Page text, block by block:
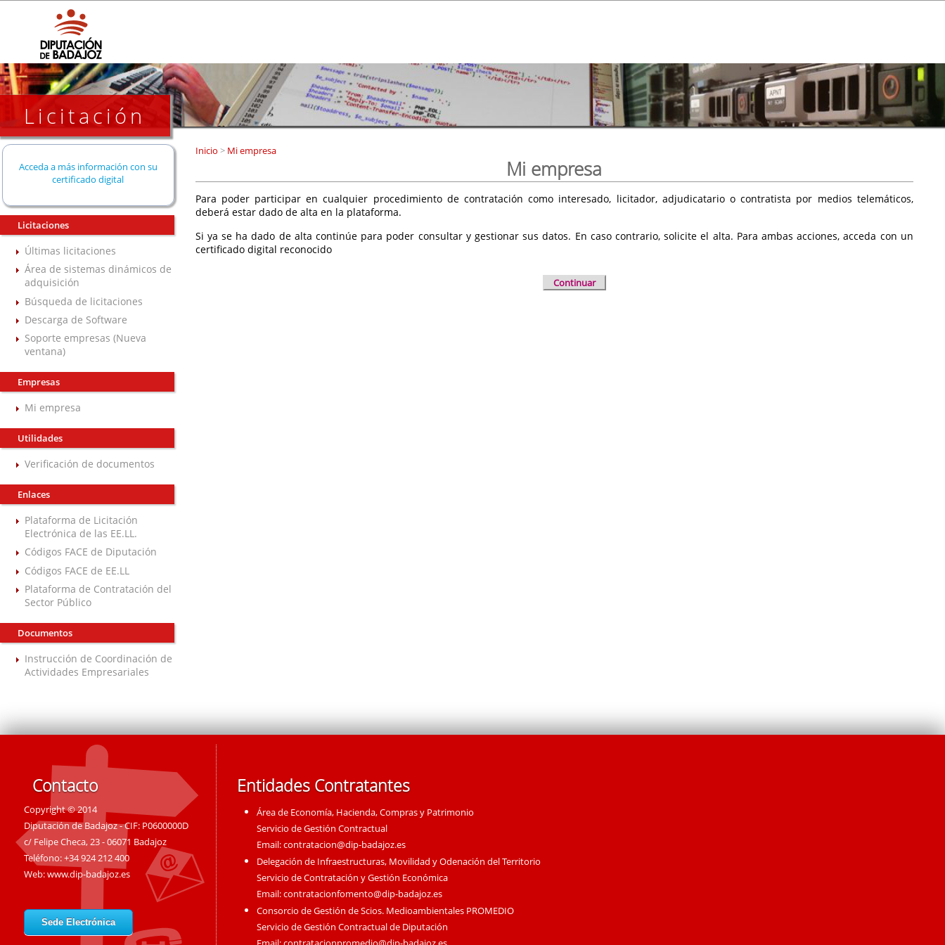
Licitación
Acceda a más información con su
certificado digital
Licitaciones
Últimas licitaciones
Área de sistemas dinámicos de
adquisición
Búsqueda de licitaciones
Descarga de Software
Soporte empresas (Nueva
ventana)
Empresas
Mi empresa
Utilidades
Verificación de documentos
Enlaces
Plataforma de Licitación
Electrónica de las EE.LL.
Códigos FACE de Diputación
Códigos FACE de EE.LL
Plataforma de Contratación del
Sector Público
Documentos
Instrucción de Coordinación de
Actividades Empresariales
Inicio >Mi empresa
Mi empresa
Para poder participar en cualquier procedimiento de contratación como interesado, licitador, adjudicatario o contratista por medios telemáticos,
deberá estar dado de alta en la plataforma.
Si ya se ha dado de alta continúe para poder consultar y gestionar sus datos. En caso contrario, solicite el alta. Para ambas acciones, acceda con un
certificado digital reconocido
Continuar
Contacto
Copyright © 2014
Diputación de Badajoz - CIF: P0600000D
c/ Felipe Checa, 23 - 06071 Badajoz
Teléfono: +34 924 212 400
Web:www.dip-badajoz.es
Sede Electrónica
Entidades Contratantes
Área de Economía, Hacienda, Compras y Patrimonio
Servicio de Gestión Contractual
Email:contratacion@dip-badajoz.es
Delegación de Infraestructuras, Movilidad y Odenación del Territorio
Servicio de Contratación y Gestión Económica
Email:contratacionfomento@dip-badajoz.es
Consorcio de Gestión de Scios. Medioambientales PROMEDIO
Servicio de Gestión Contractual de Diputación